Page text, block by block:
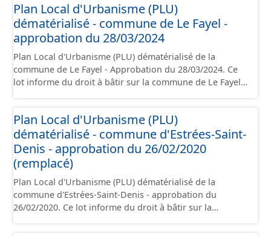
administratives, le rapport de présentation, le PADD, le
règlement (à l'exception des plans de zonages), les
annexes, les orientations d'aménagement et les données
géographiques. Malgré l'attention portée à la création
de ces données, il est rappelé que seuls les documents
papier font foi et sont opposables d'un point de vue
juridique.
Plan Local d'Urbanisme (PLU)
dématérialisé - commune de Le Fayel -
approbation du 28/03/2024
Plan Local d'Urbanisme (PLU) dématérialisé de la
commune de Le Fayel - Approbation du 28/03/2024. Ce
lot informe du droit à bâtir sur la commune de Le Fayel.
administratives, le rapport de présentation, le PADD, le
règlement, les annexes, les orientations d'aménagement
et les données géographiques. Malgré l'attention portée
à la création de ces données, il est rappelé que seuls les
documents papier font foi et sont opposables d'un point
de vue juridique.
Plan Local d'Urbanisme (PLU)
dématérialisé - commune d'Estrées-Saint-
Denis - approbation du 26/02/2020
(remplacé)
Plan Local d'Urbanisme (PLU) dématérialisé de la
commune d'Estrées-Saint-Denis - approbation du
26/02/2020. Ce lot informe du droit à bâtir sur la